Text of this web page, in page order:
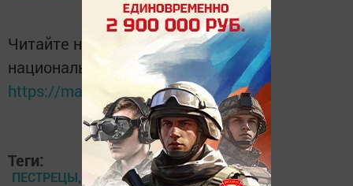
Читайте новости Татарстана в
национальном мессенджере MАХ:
https://max.ru/tatmedia
Теги:
ПЕСТРЕЦЫ, ПАВОДОК